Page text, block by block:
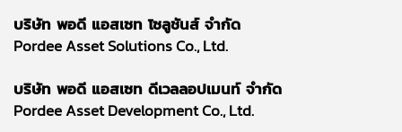
บริษัท พอดี แอสเซท โซลูชันส์ จำกัด
Pordee Asset Solutions Co., Ltd.
บริษัท พอดี แอสเซท ดีเวลลอปเมนท์ จำกัด
Pordee Asset Development Co., Ltd.